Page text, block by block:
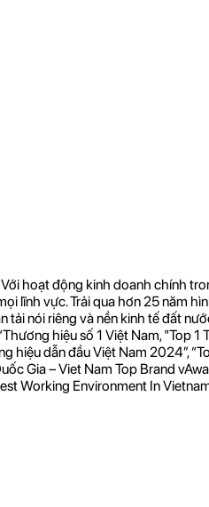
hoạt động kinh doanh chính
lĩnh vực. Trải qua hơn 25 năm
nói riêng và nền kinh tế đất
hiệu số 1 Việt Nam,
hiệu dẫn đầu Việt Nam 2024”,
Gia – Viet Nam Top Brand
Working Environment In